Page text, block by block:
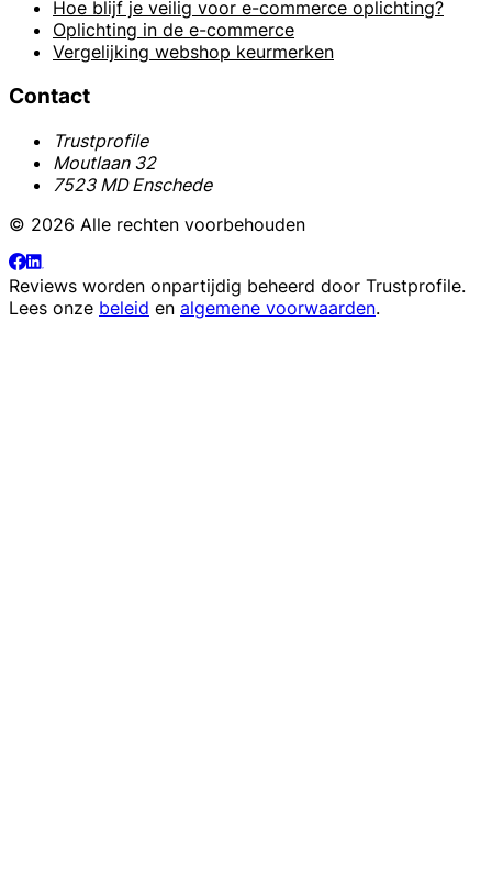
Hoe blijf je veilig voor e-commerce oplichting?
Oplichting in de e-commerce
Vergelijking webshop keurmerken
Contact
Trustprofile
Moutlaan 32
7523 MD Enschede
© 2026 Alle rechten voorbehouden
Reviews worden onpartijdig beheerd door Trustprofile.
Lees onze beleid en algemene voorwaarden.